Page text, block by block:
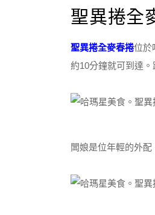
聖異捲全
聖異捲全麥春捲位於
約10分鐘就可到達
闆娘是位年輕的外